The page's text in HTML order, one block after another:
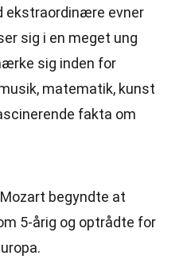
ekstraordinære evner
sig i en meget ung
sig inden for
matematik, kunst
fakta om
begyndte at
5-årig og optrådte for